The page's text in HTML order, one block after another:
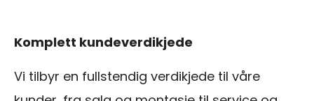
Komplett kundeverdikjede
Vi tilbyr en fullstendig verdikjede til våre